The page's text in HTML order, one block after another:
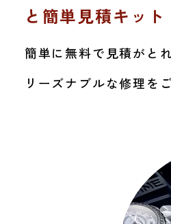
と簡単見積キット
簡単に無料で見積がとれ
リーズナブルな修理を